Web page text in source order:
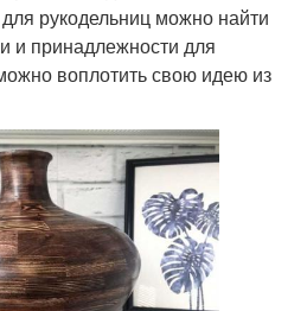
рукодельниц можно найти
и принадлежности для
воплотить свою идею из